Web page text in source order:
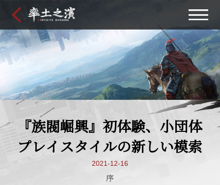
『族閥崛興』初体験、小団体
プレイスタイルの新しい模索
2021-12-16
序